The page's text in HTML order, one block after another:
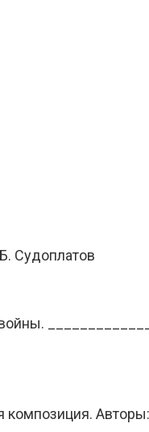
Судоплатов
композиция.